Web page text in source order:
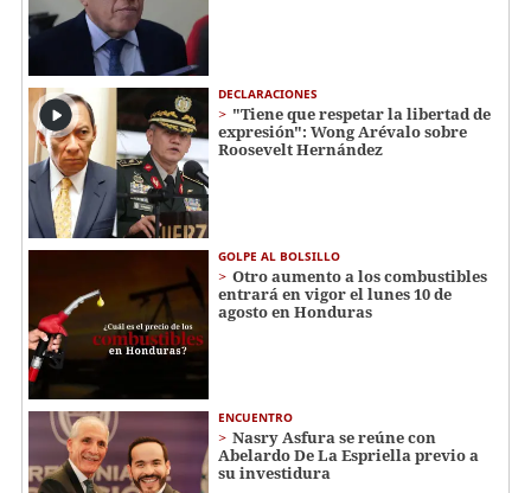
DECLARACIONES
"Tiene que respetar la libertad de
expresión": Wong Arévalo sobre
Roosevelt Hernández
GOLPE AL BOLSILLO
Otro aumento a los combustibles
entrará en vigor el lunes 10 de
agosto en Honduras
ENCUENTRO
Nasry Asfura se reúne con
Abelardo De La Espriella previo a
su investidura